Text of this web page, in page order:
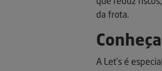
da frota.
A Let’s é